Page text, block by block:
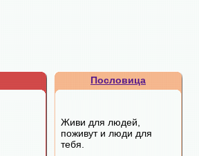
Пословица
Живи для людей,
поживут и люди для
тебя.